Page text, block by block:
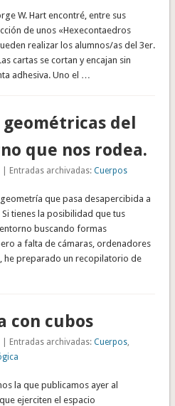
W. Hart encontré, entre sus
de unos «Hexecontaedros
realizar los alumnos/as del 3er.
cartas se cortan y encajan sin
adhesiva. Uno el …
geométricas del
que nos rodea.
| Entradas archivadas:Cuerpos
que pasa desapercibida a
tienes la posibilidad que tus
buscando formas
a falta de cámaras, ordenadores
he preparado un recopilatorio de
con cubos
| Entradas archivadas:Cuerpos
la que publicamos ayer al
ejerciten el espacio